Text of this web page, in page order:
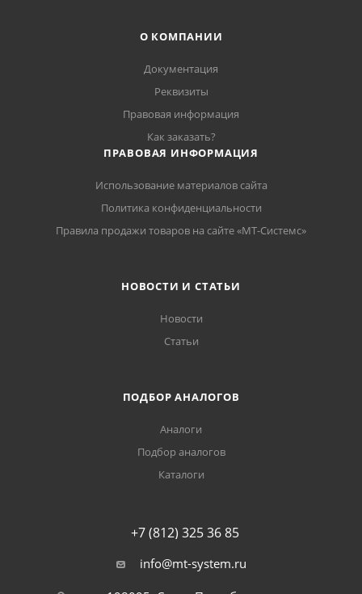
О КОМПАНИИ
Документация
Реквизиты
Правовая информация
Как заказать?
ПРАВОВАЯ ИНФОРМАЦИЯ
Использование материалов сайта
Политика конфиденциальности
Правила продажи товаров на сайте «МТ-Системс»
НОВОСТИ И СТАТЬИ
Новости
Статьи
ПОДБОР АНАЛОГОВ
Аналоги
Подбор аналогов
Каталоги
+7 (812) 325 36 85
info@mt-system.ru